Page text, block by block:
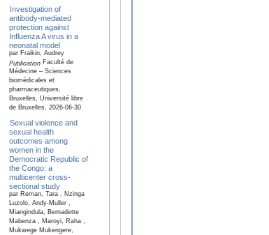
Investigation of
antibody-mediated
protection against
Influenza A virus in a
neonatal model
par Fraikin, Audrey
PublicationFaculté de
Médecine – Sciences
biomédicales et
pharmaceutiques,
Bruxelles, Université libre
de Bruxelles, 2026-06-30
Sexual violence and
sexual health
outcomes among
women in the
Democratic Republic of
the Congo: a
multicenter cross-
sectional study
par Reman, Tara , Nzinga
Luzolo, Andy-Muller ,
Miangindula, Bernadette
Mabenza , Maroyi, Raha ,
Mukwege Mukengere,